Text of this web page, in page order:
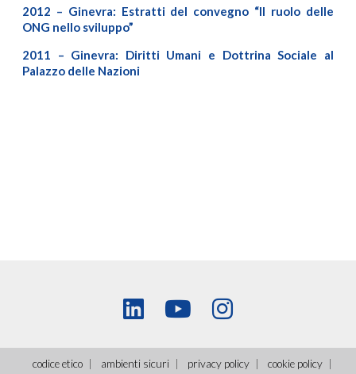
2012 – Ginevra: Estratti del convegno “Il ruolo delle
ONG nello sviluppo”
2011 – Ginevra: Diritti Umani e Dottrina Sociale al
Palazzo delle Nazioni
codice etico ambienti sicuri privacy policy cookie policy